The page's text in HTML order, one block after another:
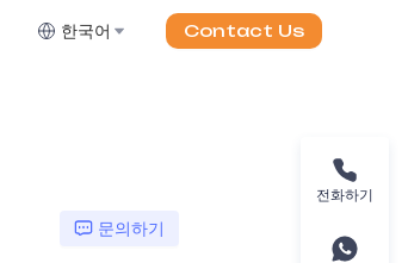
한국어 Contact Us
문의하기
전화하기